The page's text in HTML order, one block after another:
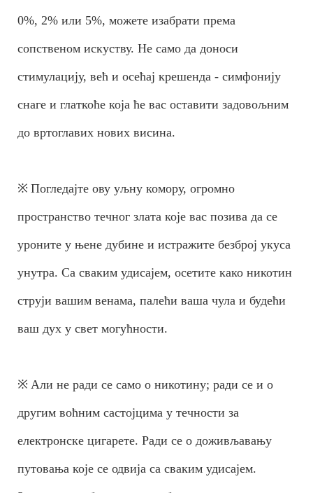
0%, 2% или 5%, можете изабрати према
сопственом искуству. Не само да доноси
стимулацију, већ и осећај крешенда - симфонију
снаге и глаткоће која ће вас оставити задовољним
до вртоглавих нових висина.
※ Погледајте ову уљну комору, огромно
пространство течног злата које вас позива да се
уроните у њене дубине и истражите безброј укуса
унутра. Са сваким удисајем, осетите како никотин
струји вашим венама, палећи ваша чула и будећи
ваш дух у свет могућности.
※ Али не ради се само о никотину; ради се и о
другим воћним састојцима у течности за
електронске цигарете. Ради се о доживљавању
путовања које се одвија са сваким удисајем.